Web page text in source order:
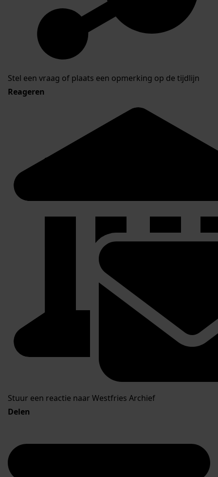
Stel een vraag of plaats een opmerking op de tijdlijn
Reageren
Stuur een reactie naar Westfries Archief
Delen